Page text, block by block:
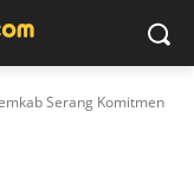
Serang Komitmen